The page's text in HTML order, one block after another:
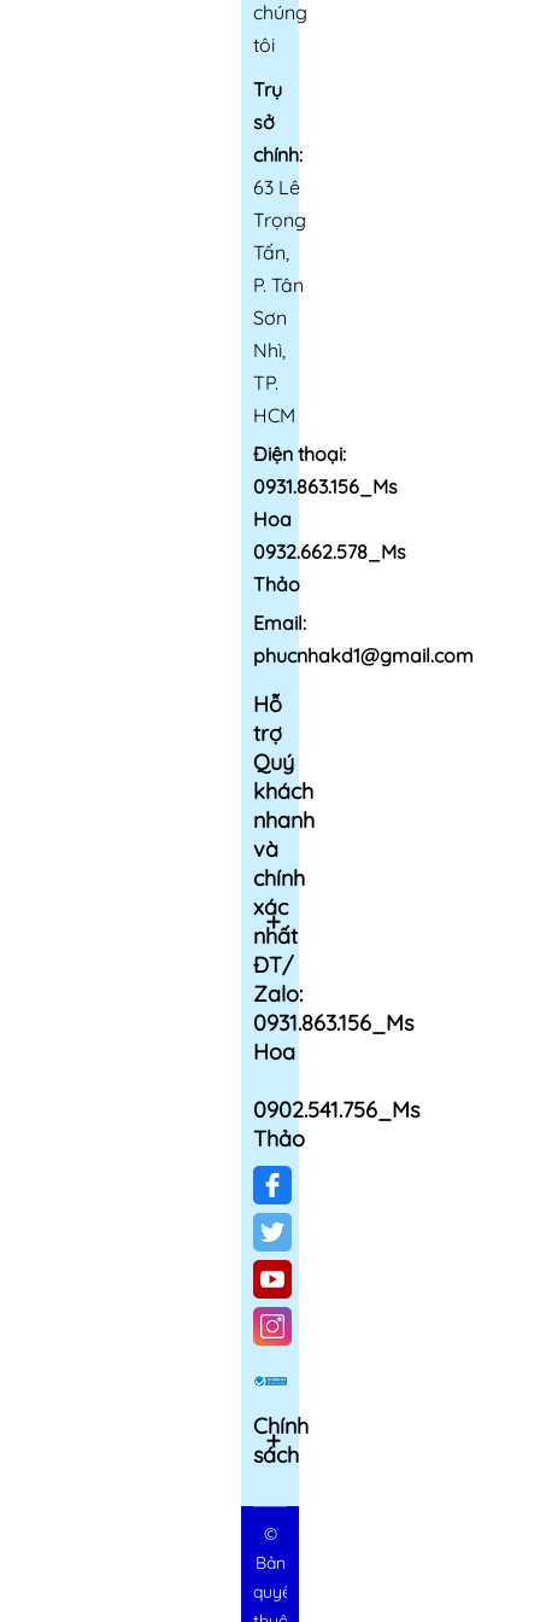
chúng
tôi
Trụ
sở
chính:
63 Lê
Trọng
Tấn,
P. Tân
Sơn
Nhì,
TP.
HCM
Điện thoại:
0931.863.156_Ms
Hoa
0932.662.578_Ms
Thảo
Email:
phucnhakd1@gmail.com
Hỗ
trợ
Quý
khách
nhanh
và
chính
xác
nhất
ĐT/
Zalo:
0931.863.156_Ms
Hoa
0902.541.756_Ms
Thảo
Chính
sách
©
Bản
quyền